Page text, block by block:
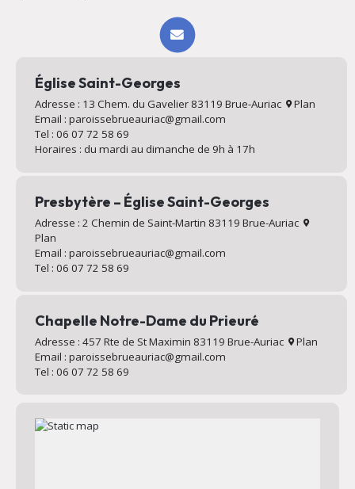
Église Saint-Georges
Adresse : 13 Chem. du Gavelier 83119 Brue-Auriac
Plan
Email : paroissebrueauriac@gmail.com
Tel : 06 07 72 58 69
Horaires : du mardi au dimanche de 9h à 17h
Presbytère – Église Saint-Georges
Adresse : 2 Chemin de Saint-Martin 83119 Brue-Auriac
Plan
Email : paroissebrueauriac@gmail.com
Tel : 06 07 72 58 69
Chapelle Notre-Dame du Prieuré
Adresse : 457 Rte de St Maximin 83119 Brue-Auriac
Plan
Email : paroissebrueauriac@gmail.com
Tel : 06 07 72 58 69